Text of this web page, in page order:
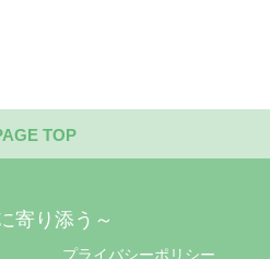
TOP
寄り添う～
プライバシーポリシー